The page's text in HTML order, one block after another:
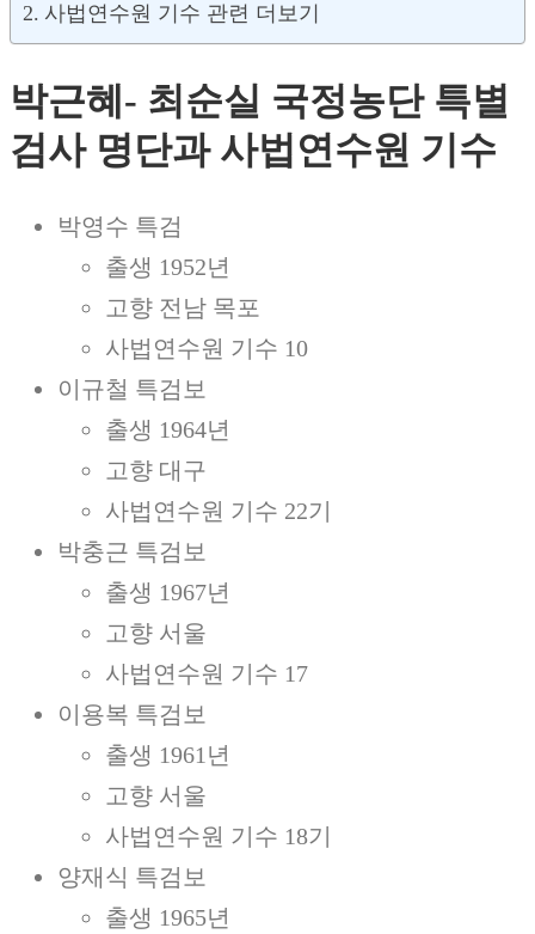
사법연수원 기수 관련 더보기
박근혜- 최순실 국정농단 특별
검사 명단과 사법연수원 기수
박영수 특검
출생 1952년
고향 전남 목포
사법연수원 기수 10
이규철 특검보
출생 1964년
고향 대구
사법연수원 기수 22기
박충근 특검보
출생 1967년
고향 서울
사법연수원 기수 17
이용복 특검보
출생 1961년
고향 서울
사법연수원 기수 18기
양재식 특검보
출생 1965년